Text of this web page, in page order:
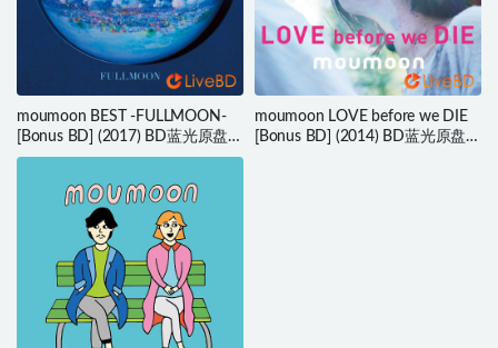
moumoon BEST -FULLMOON-
[Bonus BD] (2017) BD蓝光原盘
43.6G
moumoon LOVE before we DIE
[Bonus BD] (2014) BD蓝光原盘